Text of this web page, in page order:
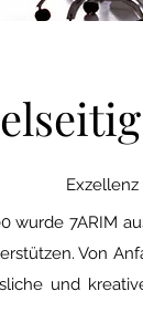
wurde 7ARIM
Von
und